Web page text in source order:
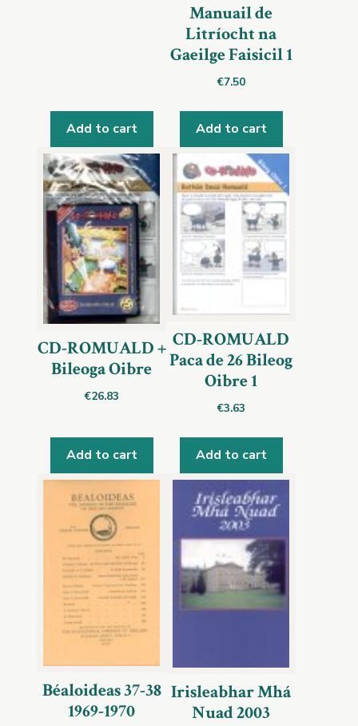
Add to cart
Manuail de
Litríocht na
Gaeilge Faisicil 1
€7.50
Add to cart
CD-ROMUALD +
Bileoga Oibre
€26.83
Add to cart
CD-ROMUALD
Paca de 26 Bileog
Oibre 1
€3.63
Add to cart
Béaloideas 37-38
1969-1970
Irisleabhar Mhá
Nuad 2003